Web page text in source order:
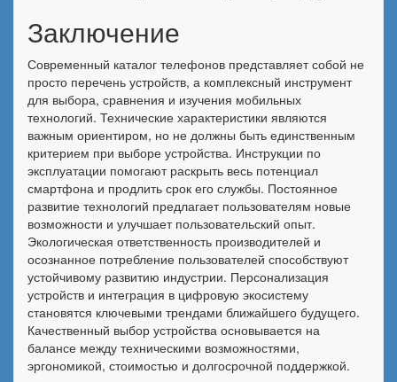
Заключение
Современный каталог телефонов представляет собой не
просто перечень устройств, а комплексный инструмент
для выбора, сравнения и изучения мобильных
технологий. Технические характеристики являются
важным ориентиром, но не должны быть единственным
критерием при выборе устройства. Инструкции по
эксплуатации помогают раскрыть весь потенциал
смартфона и продлить срок его службы. Постоянное
развитие технологий предлагает пользователям новые
возможности и улучшает пользовательский опыт.
Экологическая ответственность производителей и
осознанное потребление пользователей способствуют
устойчивому развитию индустрии. Персонализация
устройств и интеграция в цифровую экосистему
становятся ключевыми трендами ближайшего будущего.
Качественный выбор устройства основывается на
балансе между техническими возможностями,
эргономикой, стоимостью и долгосрочной поддержкой.